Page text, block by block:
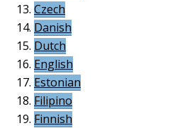
Czech
Danish
Dutch
English
Estonian
Filipino
Finnish